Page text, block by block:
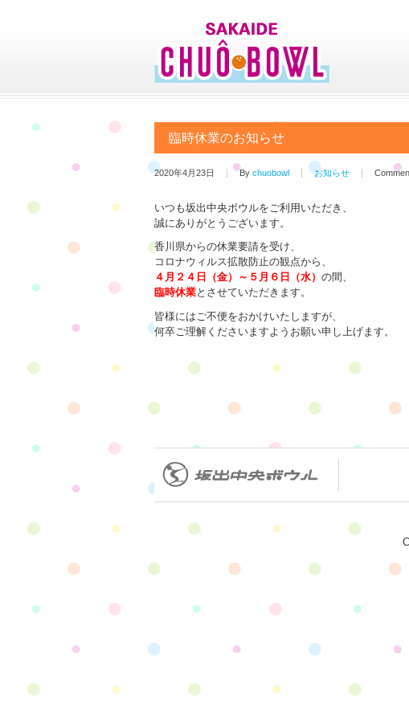
臨時休業のお知らせ
2020年4月23日 By chuobowl お知らせ
いつも坂出中央ボウルをご利用いただき、
誠にありがとうございます。
香川県からの休業要請を受け、
コロナウィルス拡散防止の観点から、
４月２４日（金）～５月６日（水） の間、
臨時休業とさせていただきます。
皆様にはご不便をおかけいたしますが、
何卒ご理解くださいますようお願い申し上げます。